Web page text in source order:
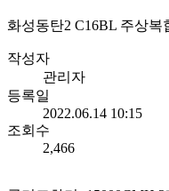
화성동탄2 C16BL 주상복
작성자
관리자
등록일
2022.06.14 10:15
조회수
2,466